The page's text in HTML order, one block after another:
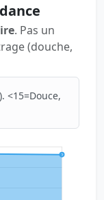
. Pas un
(douche,
<15=Douce,